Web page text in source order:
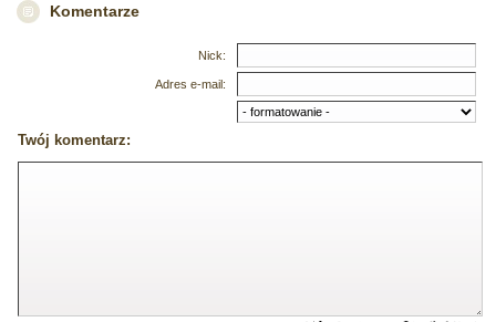
Komentarze
Nick:
Adres e-mail:
Twój komentarz: